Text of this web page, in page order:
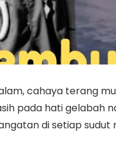
cahaya terang
pada hati gelabah
di setiap sudut